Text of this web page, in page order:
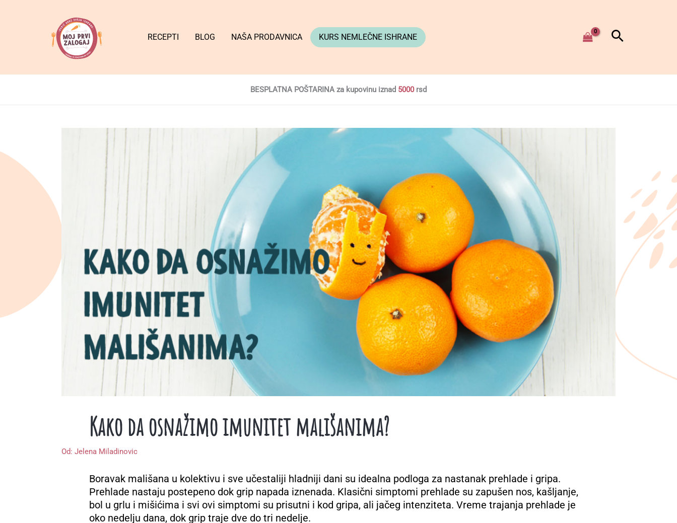
RECEPTI BLOG NAŠA PRODAVNICA KURS NEMLEČNE ISHRANE
BESPLATNA POŠTARINA za kupovinu iznad 5000rsd
Kako da osnažimo imunitet mališanima?
Od: Jelena Miladinovic
Boravak mališana u kolektivu i sve učestaliji hladniji dani su idealna podloga za nastanak prehlade i gripa.
Prehlade nastaju postepeno dok grip napada iznenada. Klasični simptomi prehlade su zapušen nos, kašljanje,
bol u grlu i mišićima i svi ovi simptomi su prisutni i kod gripa, ali jačeg intenziteta. Vreme trajanja prehlade je
oko nedelju dana, dok grip traje dve do tri nedelje.